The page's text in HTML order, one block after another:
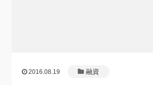
2016.08.19 融資